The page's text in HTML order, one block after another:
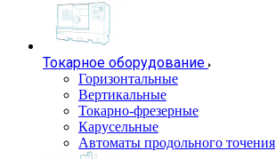
Токарное оборудование
Горизонтальные
Вертикальные
Токарно-фрезерные
Карусельные
Автоматы продольного точения